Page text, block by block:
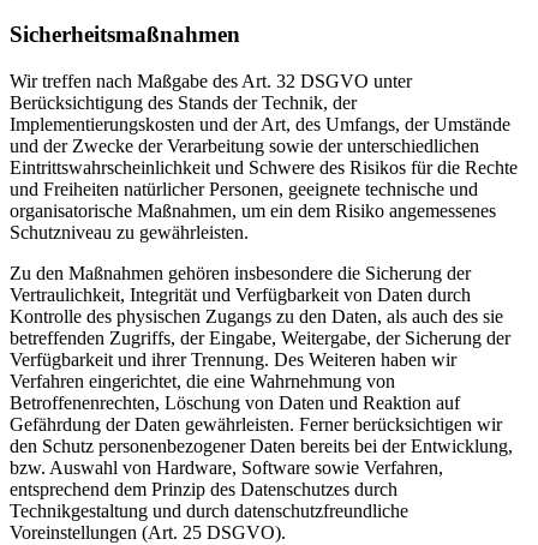
Sicherheitsmaßnahmen
Wir treffen nach Maßgabe des Art. 32 DSGVO unter
Berücksichtigung des Stands der Technik, der
Implementierungskosten und der Art, des Umfangs, der Umstände
und der Zwecke der Verarbeitung sowie der unterschiedlichen
Eintrittswahrscheinlichkeit und Schwere des Risikos für die Rechte
und Freiheiten natürlicher Personen, geeignete technische und
organisatorische Maßnahmen, um ein dem Risiko angemessenes
Schutzniveau zu gewährleisten.
Zu den Maßnahmen gehören insbesondere die Sicherung der
Vertraulichkeit, Integrität und Verfügbarkeit von Daten durch
Kontrolle des physischen Zugangs zu den Daten, als auch des sie
betreffenden Zugriffs, der Eingabe, Weitergabe, der Sicherung der
Verfügbarkeit und ihrer Trennung. Des Weiteren haben wir
Verfahren eingerichtet, die eine Wahrnehmung von
Betroffenenrechten, Löschung von Daten und Reaktion auf
Gefährdung der Daten gewährleisten. Ferner berücksichtigen wir
den Schutz personenbezogener Daten bereits bei der Entwicklung,
bzw. Auswahl von Hardware, Software sowie Verfahren,
entsprechend dem Prinzip des Datenschutzes durch
Technikgestaltung und durch datenschutzfreundliche
Voreinstellungen (Art. 25 DSGVO).